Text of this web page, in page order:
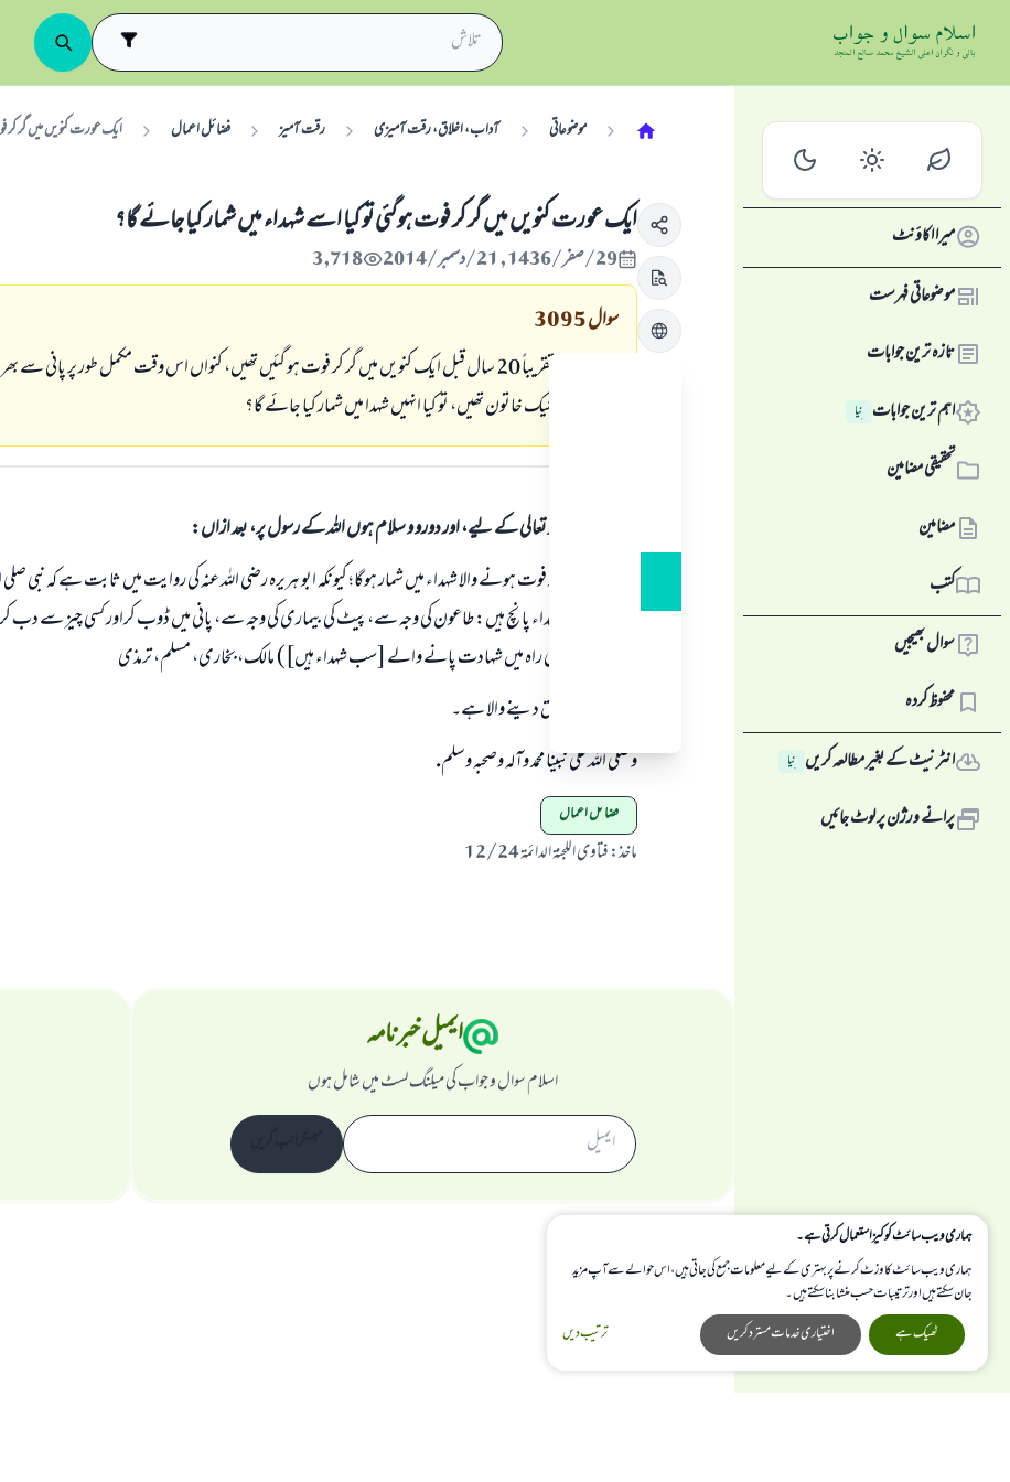
میرا اکاؤنٹ
موضوعاتی فہرست
تازہ ترین جوابات
اہم ترین جوابات نِیا
تحقیقی مضامین
مضامین
کتب
سوال بھیجیں
محفوظ کردہ
انٹرنیٹ کے بغیر مطالعہ کریں نِیا
پرانے ورژن پر لوٹ جائیں
موضوعاتی آداب، اخلاق، رقت آمیزی رقت آمیز فضائل اعمال ایک عورت کنویں میں گر کر
ایک عورت کنویں میں گر کر فوت ہوگئی تو کیا اسے شہداء میں شمار کیا جائے گا؟
29/صفر/1436 , 21/دسمبر/2014 3,718
سوال3095
میری والدہ تقریباً 20 سال قبل ایک کنویں میں گر کر فوت ہو گئیں تھیں، کنواں اس وقت مکمل طور پر پانی سے
تھا، وہ ایک نیک خاتون تھیں، تو کیا انہیں شہدا میں شمار کیا جائے گا؟
ہمہ قسم کی حمد اللہ تعالی کے لیے، اور دورو و سلام ہوں اللہ کے رسول پر، بعد ازاں:
پانی میں ڈوب کر فوت ہونے والا شہداء میں شمار ہوگا؛ کیونکہ ابو ہریرہ رضی اللہ عنہ کی روایت میں ثابت ہے کہ نبی صلی
نے فرمایا: (شہداء پانچ ہیں: طاعون کی وجہ سے، پیٹ کی بیماری کی وجہ سے، پانی میں ڈوب کراور کسی چیز سے
والے، اور اللہ کی راہ میں شہادت پانے والے [سب شہداء ہیں]) مالک، بخاری، مسلم، ترمذی
اللہ تعالی ہی توفیق دینے والا ہے۔
وصلى الله على نبينا محمد وآله وصحبه وسلم.
فضائل اعمال
ماخذ:فتاوى اللجنة الدائمة 12/24
ایمیل خبرنامہ
اسلام سوال و جواب کی میلنگ لسٹ میں شامل ہوں
جواب نمبر 110845 نے نکاح ٹوٹنے سے بچایا۔
امت مسلمہ کے واسطے جوابات پیش کرنے کے لیے ہماری مدد کریں
رسول اللہ صلی اللہ علیہ و سلم کا فرمان ہے:
ہماری ویب سائٹ کوکیز استعمال کرتی ہے۔
ہماری ویب سائٹ کا وزٹ کرنے پر بہتری کے لیے معلومات جمع کی جاتی ہیں، اس حوالے سے آپ مزید
جان سکتے ہیں اور ترتیبات حسب منشا بنا سکتے ہیں۔
ترتیب دیں
اختیاری خدمات مسترد کریں ٹھیک ہے